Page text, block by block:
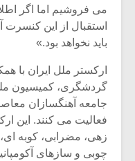
می فروشیم اما اگر
استقبال از این
باید نخواهد بود.»
ارکستر ملل ایران با
گردشگری، کمیسیون
جامعه آهنگسازان
فعالیت می کنند. این
زهی، مضرابی، کوبه
چوبی و سازهای